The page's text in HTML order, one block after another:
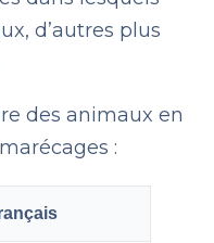
d’autres plus
des animaux en
: